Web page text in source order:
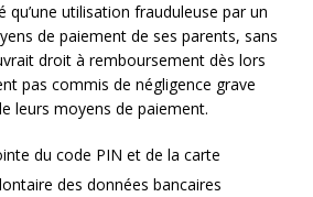
qu’une utilisation frauduleuse par un
de paiement de ses parents, sans
droit à remboursement dès lors
pas commis de négligence grave
leurs moyens de paiement.
du code PIN et de la carte
des données bancaires